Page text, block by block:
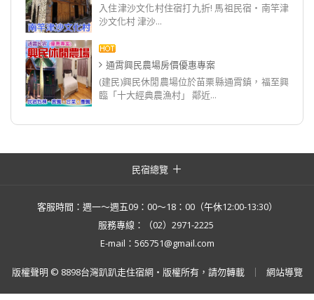
入住津沙文化村住宿打九折! 馬祖民宿‧南竿津
沙文化村 津沙...
通霄興民農場房價優惠專案
(建民)興民休閒農場位於苗栗縣通霄鎮，福至興
臨「十大經典農漁村」 鄰近...
民宿總覽
客服時間：週一～週五09：00～18：00（午休12:00-13:30）
服務專線：（02）2971-2225
E-mail：565751@gmail.com
版權聲明 © 8898台灣趴趴走住宿網・版權所有，請勿轉載 網站導覽